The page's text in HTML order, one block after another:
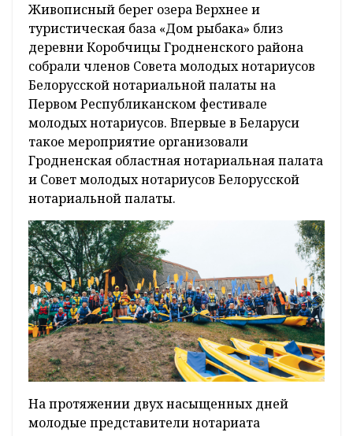
Живописный берег озера Верхнее и
туристическая база «Дом рыбака» близ
деревни Коробчицы Гродненского района
собрали членов Совета молодых нотариусов
Белорусской нотариальной палаты на
Первом Республиканском фестивале
молодых нотариусов. Впервые в Беларуси
такое мероприятие организовали
Гродненская областная нотариальная палата
и Совет молодых нотариусов Белорусской
нотариальной палаты.
На протяжении двух насыщенных дней
молодые представители нотариата